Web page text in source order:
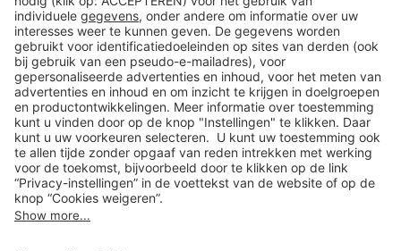
Klantenservice
Shop
Acties